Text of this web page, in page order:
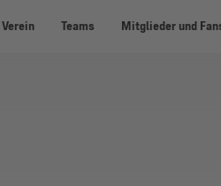
Verein Teams Mitglieder und